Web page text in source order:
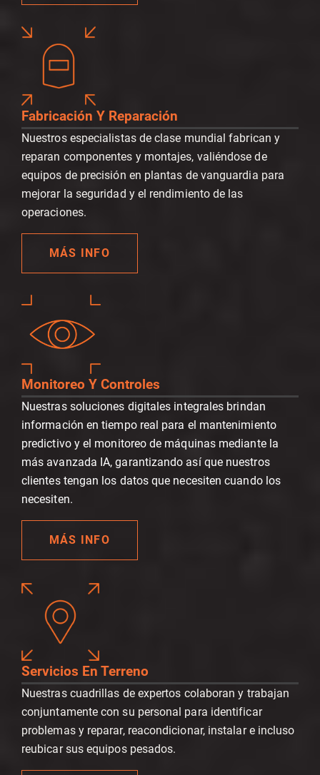
Fabricación Y Reparación
Nuestros especialistas de clase mundial fabrican y
reparan componentes y montajes, valiéndose de
equipos de precisión en plantas de vanguardia para
mejorar la seguridad y el rendimiento de las
operaciones.
MÁS INFO
Monitoreo Y Controles
Nuestras soluciones digitales integrales brindan
información en tiempo real para el mantenimiento
predictivo y el monitoreo de máquinas mediante la
más avanzada IA, garantizando así que nuestros
clientes tengan los datos que necesiten cuando los
necesiten.
MÁS INFO
Servicios En Terreno
Nuestras cuadrillas de expertos colaboran y trabajan
conjuntamente con su personal para identificar
problemas y reparar, reacondicionar, instalar e incluso
reubicar sus equipos pesados.